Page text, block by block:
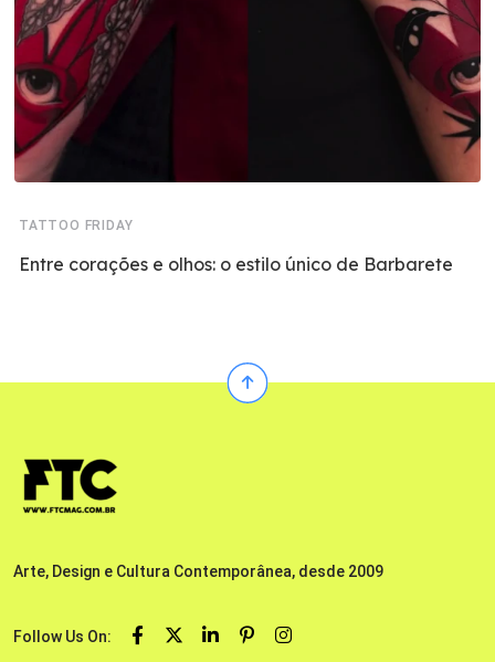
TATTOO FRIDAY
Entre corações e olhos: o estilo único de Barbarete
Arte, Design e Cultura Contemporânea, desde 2009
Follow Us On: